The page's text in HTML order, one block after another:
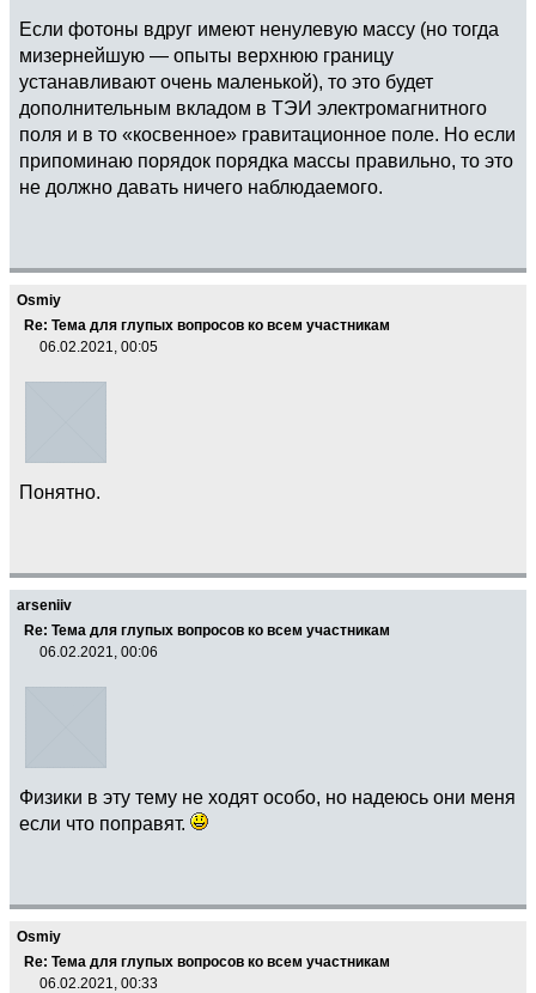
Если фотоны вдруг имеют ненулевую массу (но тогда
мизернейшую — опыты верхнюю границу
устанавливают очень маленькой), то это будет
дополнительным вкладом в ТЭИ электромагнитного
поля и в то «косвенное» гравитационное поле. Но если
припоминаю порядок порядка массы правильно, то это
не должно давать ничего наблюдаемого.
Osmiy
Re: Тема для глупых вопросов ко всем участникам
06.02.2021, 00:05
Понятно.
arseniiv
Re: Тема для глупых вопросов ко всем участникам
06.02.2021, 00:06
Физики в эту тему не ходят особо, но надеюсь они меня
если что поправят.
Osmiy
Re: Тема для глупых вопросов ко всем участникам
06.02.2021, 00:33